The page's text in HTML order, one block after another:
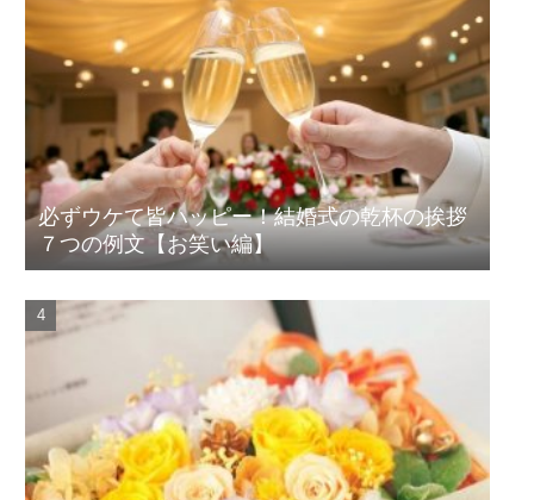
必ずウケて皆ハッピー！結婚式の乾杯の挨拶
７つの例文【お笑い編】